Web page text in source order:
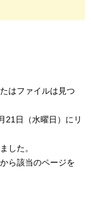
はファイルは見つ
21日（水曜日）にリ
した。
ら該当のページを